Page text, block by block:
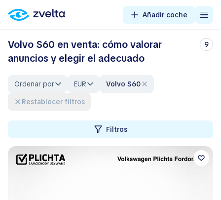
Añadir coche
Volvo S60 en venta: cómo valorar
anuncios y elegir el adecuado
9
Ordenar por EUR
Volvo S60
Restablecer filtros
Filtros